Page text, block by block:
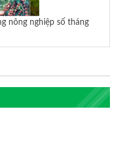
nông nghiệp số tháng